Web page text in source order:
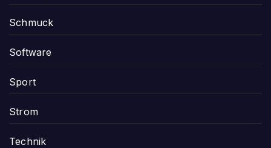
Schmuck
Software
Sport
Strom
Technik